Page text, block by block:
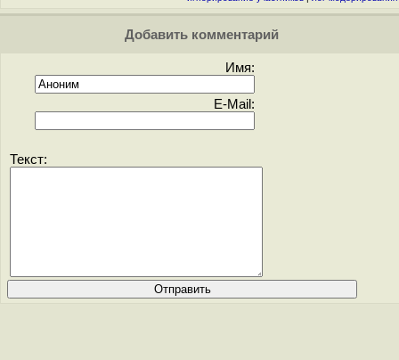
Добавить комментарий
Имя:
E-Mail:
Текст: